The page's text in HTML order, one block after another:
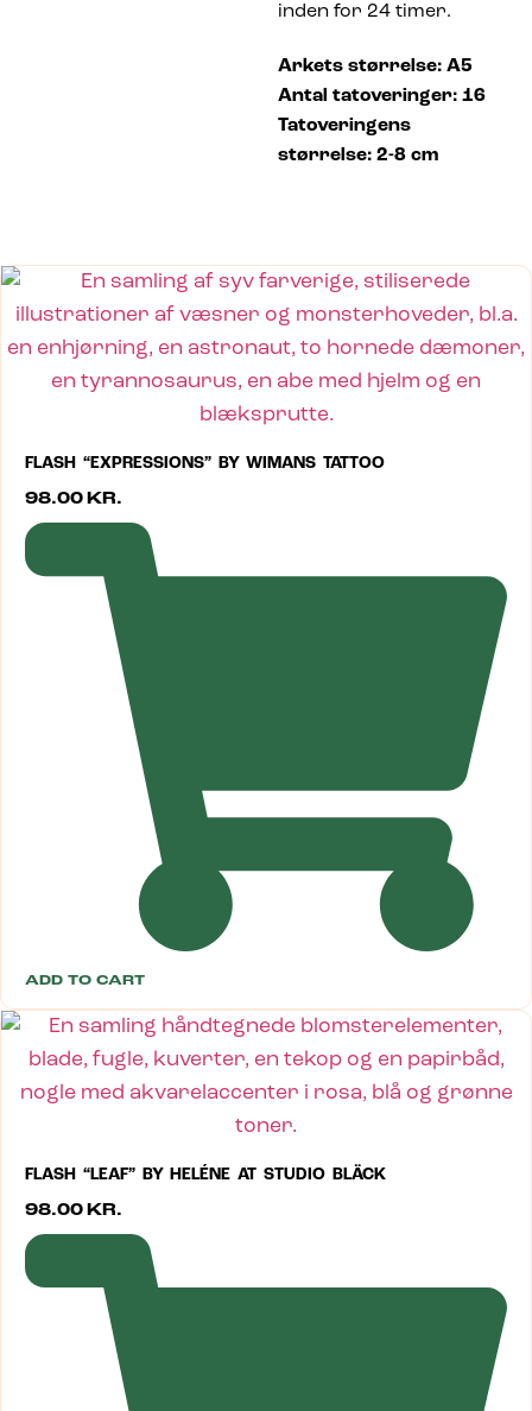
inden for 24 timer.
Arkets størrelse: A5
Antal tatoveringer: 16
Tatoveringens
størrelse: 2-8 cm
FLASH “EXPRESSIONS” BY WIMANS TATTOO
98.00 KR.
ADD TO CART
FLASH “LEAF” BY HELÉNE AT STUDIO BLÄCK
98.00 KR.